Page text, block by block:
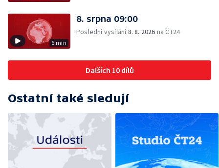
6 min
8. srpna 09:00
Poslední vysílání8. 8. 2026 na ČT24
Dalších 10 dílů
Ostatní také sledují